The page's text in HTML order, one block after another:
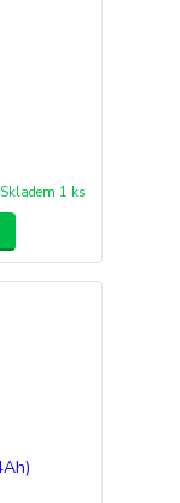
Skladem 1 ks